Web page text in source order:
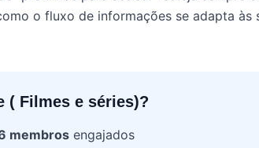
o fluxo de informações se adapta às
( Filmes e séries)?
membros engajados